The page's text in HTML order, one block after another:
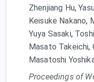
Zhenjiang Hu,
Keisuke Nakano,
Yuya Sasaki,
Masato Takeichi,
Masatoshi
Proceedings of